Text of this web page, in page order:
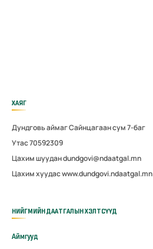
ХАЯГ
Дундговь аймаг Сайнцагаан сум 7-баг
Утас 70592309
Цахим шуудан dundgovi@ndaatgal.mn
Цахим хуудас www.dundgovi.ndaatgal.mn
НИЙГМИЙН ДААТГАЛЫН ХЭЛТСҮҮД
Аймгууд